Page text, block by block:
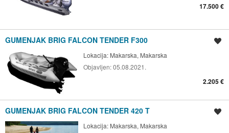
17.500 €
GUMENJAK BRIG FALCON TENDER F300
Lokacija: Makarska, Makarska
Objavljen:05.08.2021.
2.205 €
GUMENJAK BRIG FALCON TENDER 420 T
Lokacija: Makarska, Makarska